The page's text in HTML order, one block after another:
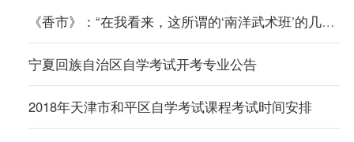
《香市》：“在我看来，这所谓的‘南洋武术班’的几套把式比起从前
宁夏回族自治区自学考试开考专业公告
2018年天津市和平区自学考试课程考试时间安排